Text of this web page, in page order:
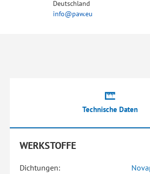
Deutschland
info@paw.eu
Technische Daten
WERKSTOFFE
Dichtungen: